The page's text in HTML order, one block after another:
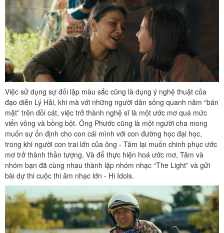
Việc sử dụng sự đối lập màu sắc cũng là dụng ý nghệ thuật của
đạo diễn Lý Hải, khi mà với những người dân sống quanh năm “bán
mặt” trên đồi cát, việc trở thành nghệ sĩ là một ước mơ quá mức
viển vông và bồng bột. Ông Phước cũng là một người cha mong
muốn sự ổn định cho con cái mình với con đường học đại học,
trong khi người con trai lớn của ông - Tâm lại muốn chinh phục ước
mơ trở thành thần tượng. Và để thực hiện hoá ước mơ, Tâm và
nhóm bạn đã cùng nhau thành lập nhóm nhạc “The Light” và gửi
bài dự thi cuộc thi âm nhạc lớn - Hi Idols.